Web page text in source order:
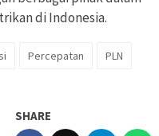
di Indonesia.
Percepatan
PLN
SHARE